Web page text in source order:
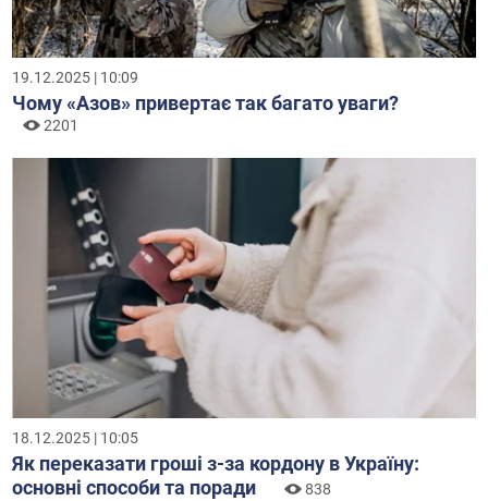
19.12.2025 | 10:09
Чому «Азов» привертає так багато уваги?
2201
18.12.2025 | 10:05
Як переказати гроші з-за кордону в Україну:
основні способи та поради
838